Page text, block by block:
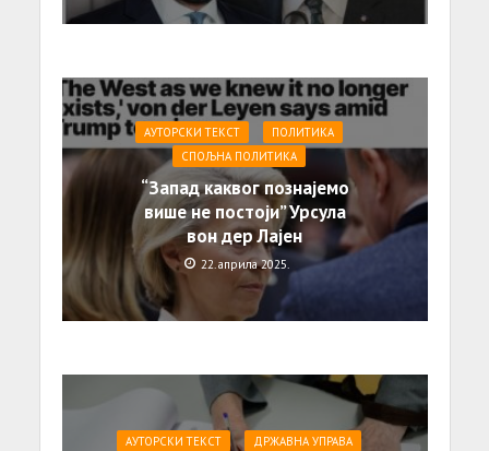
АУТОРСКИ ТЕКСТ
ПОЛИТИКА
СПОЉНА ПОЛИТИКА
“Запад каквог познајемо
више не постоји” Урсула
вон дер Лајен
22. априла 2025.
АУТОРСКИ ТЕКСТ
ДРЖАВНА УПРАВА